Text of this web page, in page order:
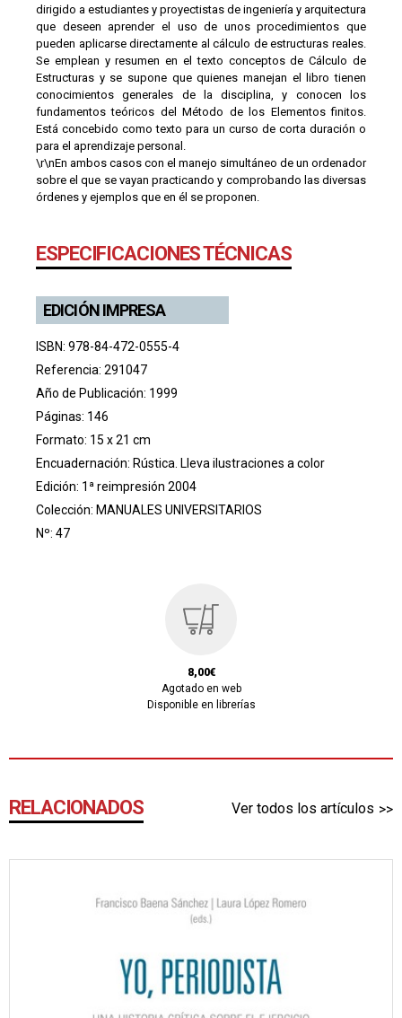
dirigido a estudiantes y proyectistas de ingeniería y arquitectura
que deseen aprender el uso de unos procedimientos que
pueden aplicarse directamente al cálculo de estructuras reales.
Se emplean y resumen en el texto conceptos de Cálculo de
Estructuras y se supone que quienes manejan el libro tienen
conocimientos generales de la disciplina, y conocen los
fundamentos teóricos del Método de los Elementos finitos.
Está concebido como texto para un curso de corta duración o
para el aprendizaje personal.
\r\nEn ambos casos con el manejo simultáneo de un ordenador
sobre el que se vayan practicando y comprobando las diversas
órdenes y ejemplos que en él se proponen.
ESPECIFICACIONES TÉCNICAS
EDICIÓN IMPRESA
ISBN: 978-84-472-0555-4
Referencia: 291047
Año de Publicación: 1999
Páginas: 146
Formato: 15 x 21 cm
Encuadernación: Rústica. Lleva ilustraciones a color
Edición: 1ª reimpresión 2004
Colección: MANUALES UNIVERSITARIOS
Nº: 47
8,00€
Agotado en web
Disponible en librerías
RELACIONADOS Ver todos los artículos